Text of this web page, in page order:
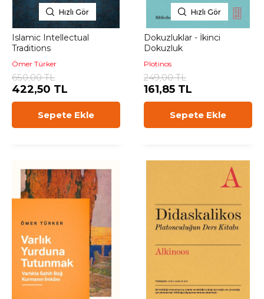
Hızlı Gör
Islamic Intellectual
Traditions
Ömer Türker
650,00 TL
422,50 TL
Sepete Ekle
Hızlı Gör
Dokuzluklar - İkinci
Dokuzluk
Plotinos
249,00 TL
161,85 TL
Sepete Ekle